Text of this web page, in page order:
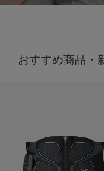
地だから🧵
って😉
他にも、筋肉のハ
くれるなど、日々
❤️
おすすめ商品・